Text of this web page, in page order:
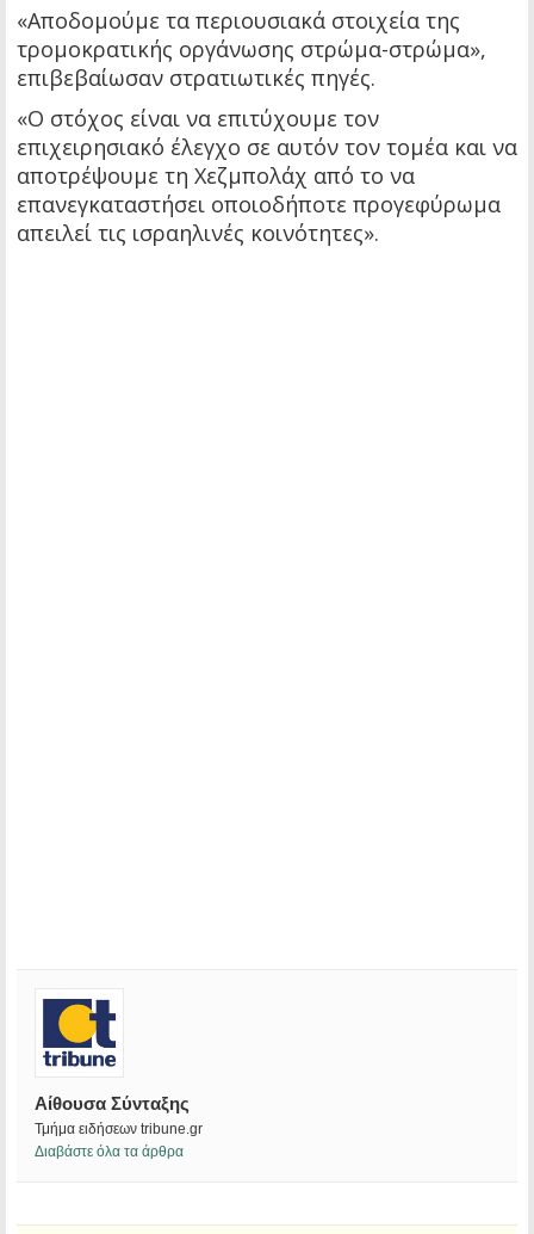
«Αποδομούμε τα περιουσιακά στοιχεία της
τρομοκρατικής οργάνωσης στρώμα-στρώμα»,
επιβεβαίωσαν στρατιωτικές πηγές.
«Ο στόχος είναι να επιτύχουμε τον
επιχειρησιακό έλεγχο σε αυτόν τον τομέα και να
αποτρέψουμε τη Χεζμπολάχ από το να
επανεγκαταστήσει οποιοδήποτε προγεφύρωμα
απειλεί τις ισραηλινές κοινότητες».
Αίθουσα Σύνταξης
Τμήμα ειδήσεων tribune.gr
Διαβάστε όλα τα άρθρα